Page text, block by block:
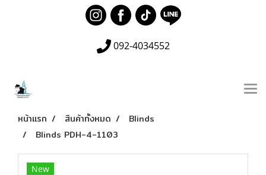
092-4034552
หน้าแรก สินค้าทั้งหมด
Blinds
Blinds PDH-4-1103
New